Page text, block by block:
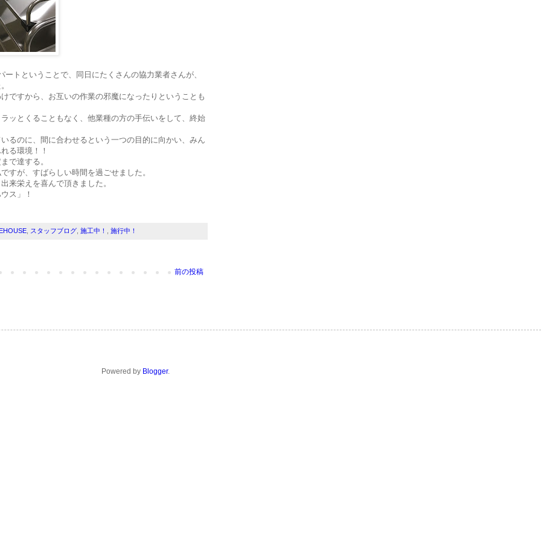
ートということで、同日にたくさんの協力業者さんが、
ですから、お互いの作業の邪魔になったりということも
ッとくることもなく、他業種の方の手伝いをして、終始
るのに、間に合わせるという一つの目的に向かい、みん
る環境！！
で達する。
すが、すばらしい時間を過ごせました。
来栄えを喜んで頂きました。
ス」！
スタッフブログ 施工中！ 施行中！
前の投稿
Powered by Blogger.